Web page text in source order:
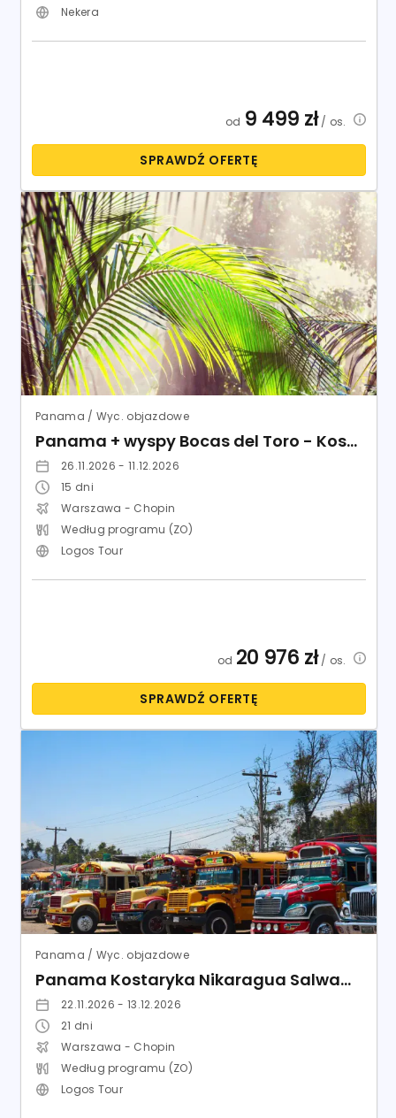
Nekera
od 9 499 zł/ os.
SPRAWDŹ OFERTĘ
Panama / Wyc. objazdowe
Panama + wyspy Bocas del Toro - Kostaryka
26.11.2026 - 11.12.2026
15 dni
Warszawa - Chopin
Według programu (ZO)
Logos Tour
od 20 976 zł/ os.
SPRAWDŹ OFERTĘ
Panama / Wyc. objazdowe
Panama Kostaryka Nikaragua Salwador Honduras Gwatemala Belize Meksyk
22.11.2026 - 13.12.2026
21 dni
Warszawa - Chopin
Według programu (ZO)
Logos Tour